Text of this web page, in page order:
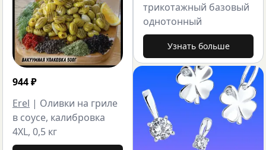
944₽
Erel | Оливки на гриле
в соусе, калибровка
4XL, 0,5 кг
трикотажный базовый
однотонный
Узнать больше